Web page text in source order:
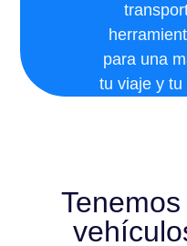
para una
tu viaje y